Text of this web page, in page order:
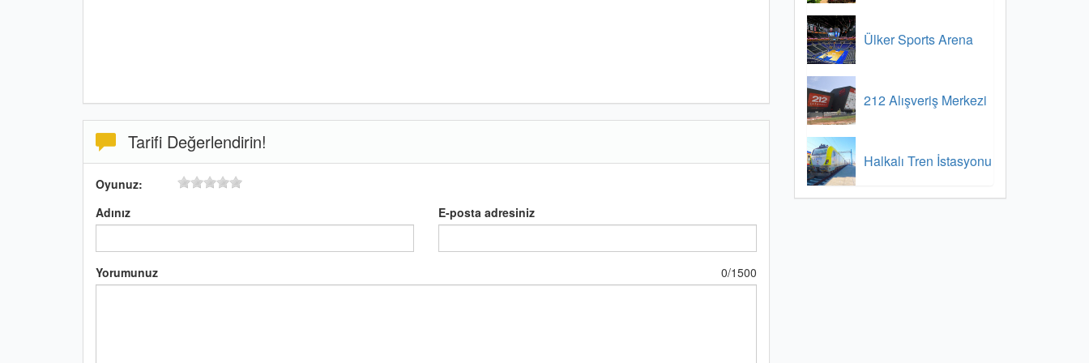
Tarifi Değerlendirin!
Oyunuz:
Adınız
E-posta adresiniz
Yorumunuz 0/1500
Ülker Sports Arena
212 Alışveriş Merkezi
Halkalı Tren İstasyonu